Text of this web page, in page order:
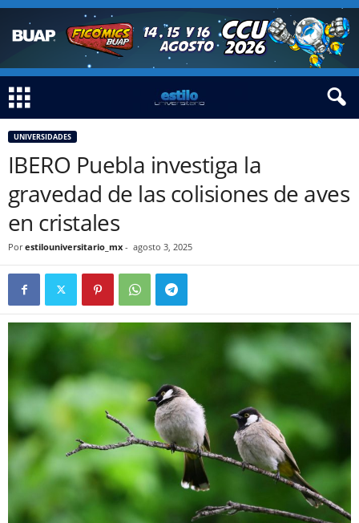
UNIVERSIDADES
IBERO Puebla investiga la
gravedad de las colisiones de aves
en cristales
Por estilouniversitario_mx - agosto 3, 2025